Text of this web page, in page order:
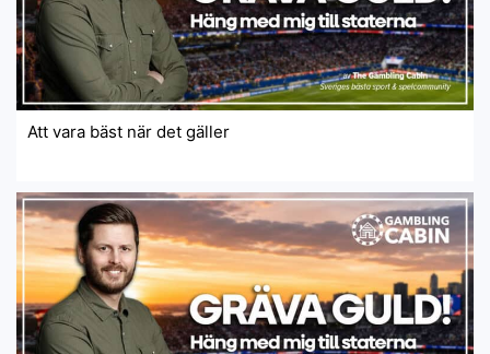
Att vara bäst när det gäller